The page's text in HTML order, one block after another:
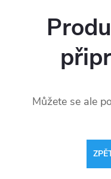
Můžete se ale